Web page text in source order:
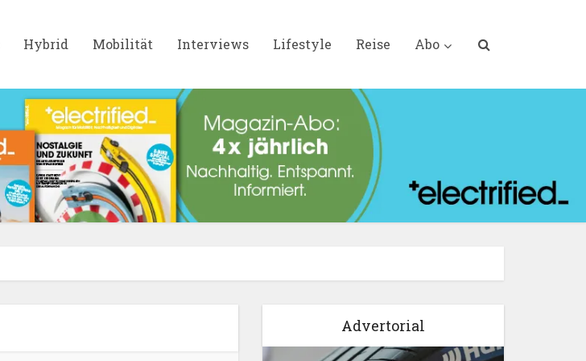
Hybrid Mobilität Interviews Lifestyle Reise Abo
Advertorial